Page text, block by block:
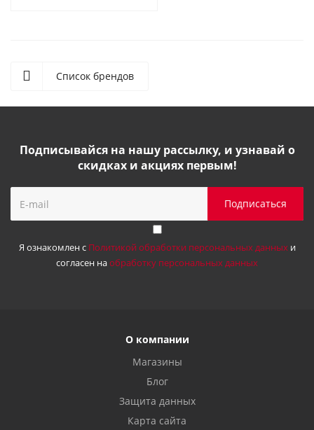
Список брендов
Подписывайся на нашу рассылку, и узнавай о
скидках и акциях первым!
Я ознакомлен с Политикой обработки персональных данныхи
согласен наобработку персональных данных
О компании
Магазины
Блог
Защита данных
Карта сайта